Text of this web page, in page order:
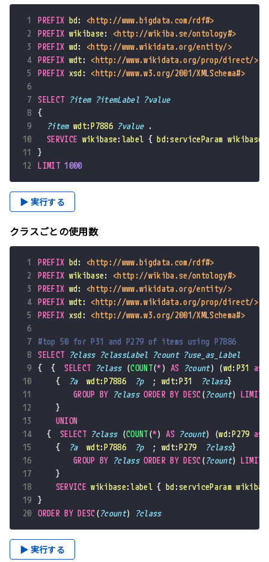
1 PREFIX bd:
<http://www.bigdata.com/rdf#>
2
PREFIX wikibase:
<http://wikiba.se/ontology#>
3
PREFIX wd:
<http://www.wikidata.org/entity/>
4
PREFIX wdt: <http://www.wikidata.org/prop/direct/>
5
PREFIX xsd: <http://www.w3.org/2001/XMLSchema#>
6
7
SELECT ?item ?itemLabel ?value
8
{
9
?item wdt:P7886 ?value .
10
SERVICE wikibase:label { bd:serviceParam wikibase
11
}
12
LIMIT 1000
▶ 実行する
クラスごとの使用数
1 PREFIX bd:
<http://www.bigdata.com/rdf#>
2
PREFIX wikibase:
<http://wikiba.se/ontology#>
3
PREFIX wd:
<http://www.wikidata.org/entity/>
4
PREFIX wdt: <http://www.wikidata.org/prop/direct/>
5
PREFIX xsd: <http://www.w3.org/2001/XMLSchema#>
6
7
#top 50 for P31 and P279 of items using P7886
8
SELECT ?class ?classLabel ?count ?use_as_Label
9
{ { SELECT ?class (COUNT(*) AS ?count) (wd:P31 as
10
{ ?a wdt:P7886 ?p ; wdt:P31 ?class}
11
GROUP BY ?class ORDER BY DESC(?count) LIMIT
12
}
13
UNION
14
{ SELECT ?class (COUNT(*) AS ?count) (wd:P279 as
15
{ ?a wdt:P7886 ?p ; wdt:P279 ?class}
16
GROUP BY ?class ORDER BY DESC(?count) LIMIT
17
}
18
SERVICE wikibase:label { bd:serviceParam
19
}
20
ORDER BY DESC(?count) ?class
▶ 実行する